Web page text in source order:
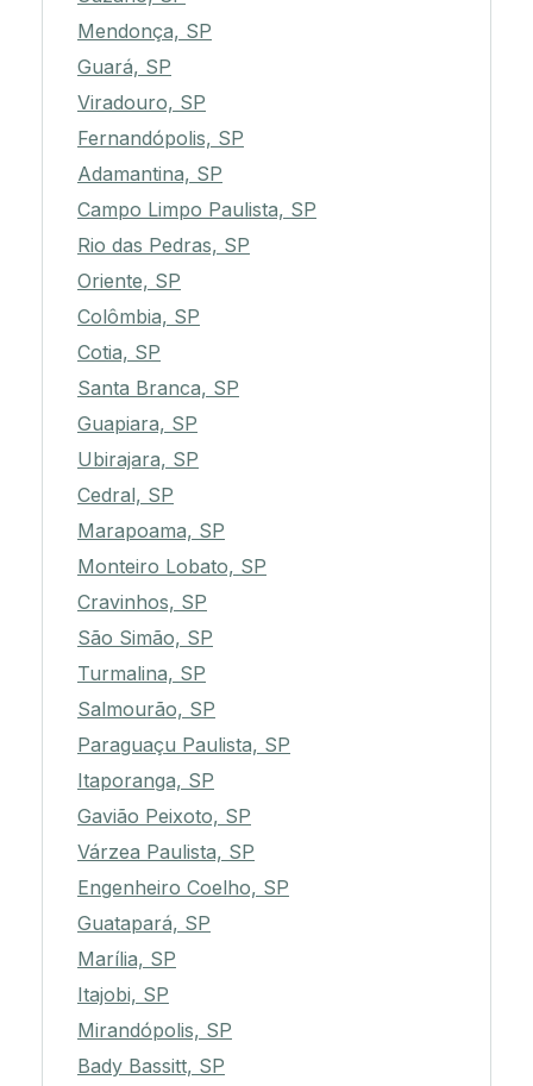
Mendonça, SP
Guará, SP
Viradouro, SP
Fernandópolis, SP
Adamantina, SP
Campo Limpo Paulista, SP
Rio das Pedras, SP
Oriente, SP
Colômbia, SP
Cotia, SP
Santa Branca, SP
Guapiara, SP
Ubirajara, SP
Cedral, SP
Marapoama, SP
Monteiro Lobato, SP
Cravinhos, SP
São Simão, SP
Turmalina, SP
Salmourão, SP
Paraguaçu Paulista, SP
Itaporanga, SP
Gavião Peixoto, SP
Várzea Paulista, SP
Engenheiro Coelho, SP
Guatapará, SP
Marília, SP
Itajobi, SP
Mirandópolis, SP
Bady Bassitt, SP